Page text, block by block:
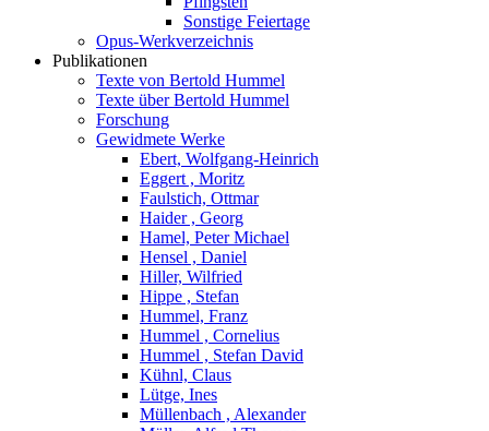
Sonstige Feiertage
Opus-Werkverzeichnis
Publikationen
Texte von Bertold Hummel
Texte über Bertold Hummel
Forschung
Gewidmete Werke
Ebert, Wolfgang-Heinrich
Eggert , Moritz
Faulstich, Ottmar
Haider , Georg
Hamel, Peter Michael
Hensel , Daniel
Hiller, Wilfried
Hippe , Stefan
Hummel, Franz
Hummel , Cornelius
Hummel , Stefan David
Kühnl, Claus
Lütge, Ines
Müllenbach , Alexander